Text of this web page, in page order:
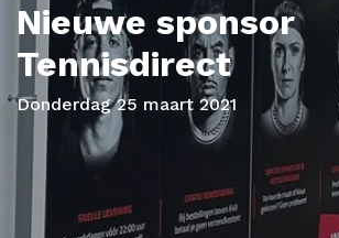
Nieuwe sponsor
Tennisdirect
Donderdag 25 maart 2021